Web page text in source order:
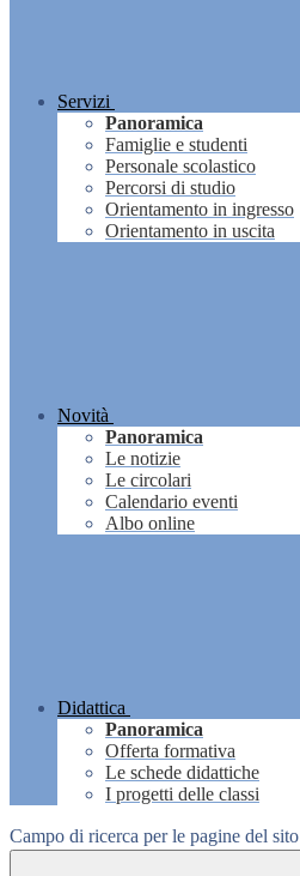
Servizi
Panoramica
Famiglie e studenti
Personale scolastico
Percorsi di studio
Orientamento in ingresso
Orientamento in uscita
Novità
Panoramica
Le notizie
Le circolari
Calendario eventi
Albo online
Didattica
Panoramica
Offerta formativa
Le schede didattiche
I progetti delle classi
Campo di ricerca per le pagine del sito